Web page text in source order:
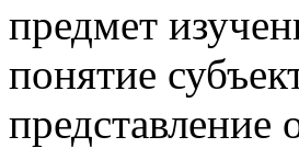
предмет
понятие